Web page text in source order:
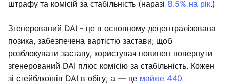
штрафу та комісій за стабільність (наразі 8.5% на рік.)
Згенерований DAI - це в основному децентралізована
позика, забезпечена вартістю застави; щоб
розблокувати заставу, користувач повинен повернути
згенерований DAI плюс комісію за стабільність. Кожен
зі стейблкоїнів DAI в обігу, а — це майже 440